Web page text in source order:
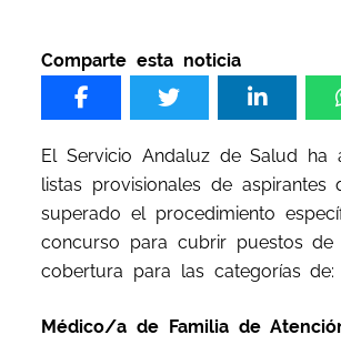
Comparte esta noticia
El Servicio Andaluz de Salud ha
listas provisionales de aspirantes
superado el procedimiento
concurso para cubrir puestos de
cobertura para las categorías de:
Médico/a de Familia de